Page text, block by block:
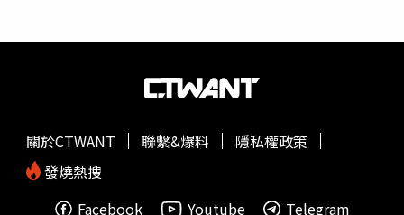
關於CTWANT 聯繫&爆料
隱私權政策
發燒熱搜
Facebook
Youtube Telegram